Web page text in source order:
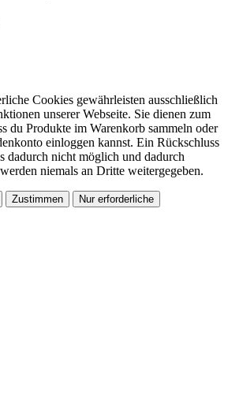
Cookies gewährleisten ausschließlich
unserer Webseite. Sie dienen zum
du Produkte im Warenkorb sammeln oder
einloggen kannst. Ein Rückschluss
dadurch nicht möglich und dadurch
niemals an Dritte weitergegeben.
Zustimmen Nur erforderliche